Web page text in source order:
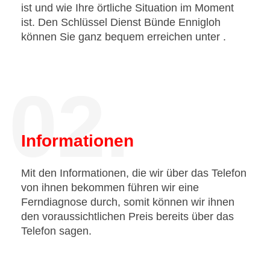
ist und wie Ihre örtliche Situation im Moment
ist. Den Schlüssel Dienst Bünde Ennigloh
können Sie ganz bequem erreichen unter .
02.
Informationen
Mit den Informationen, die wir über das Telefon
von ihnen bekommen führen wir eine
Ferndiagnose durch, somit können wir ihnen
den voraussichtlichen Preis bereits über das
Telefon sagen.